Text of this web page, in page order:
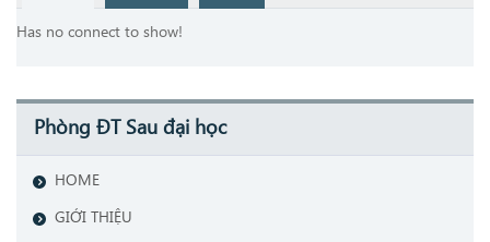
Has no connect to show!
Phòng ĐT Sau đại học
HOME
GIỚI THIỆU